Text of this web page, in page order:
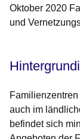
Oktober 2020
und
auch im
befindet sich